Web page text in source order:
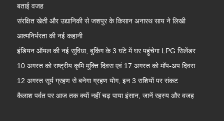
बताई वजह
संरक्षित खेती और उद्यानिकी से जशपुर के किसान अनारथ साय ने लिखी
आत्मनिर्भरता की नई कहानी
इंडियन ऑयल की नई सुविधा, बुकिंग के 3 घंटे में घर पहुंचेगा LPG सिलेंडर
10 अगस्त को राष्ट्रीय कृमि मुक्ति दिवस एवं 17 अगस्त को मॉप-अप दिवस
12 अगस्त सूर्य ग्रहण से बनेगा ग्रहण योग, इन 3 राशियों पर संकट
कैलाश पर्वत पर आज तक क्यों नहीं चढ़ पाया इंसान, जानें रहस्य और वजह